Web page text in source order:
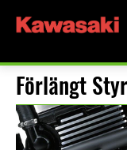
Förlängt